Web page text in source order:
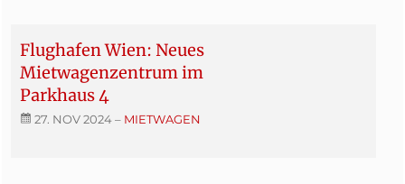
Flughafen Wien: Neues
Mietwagenzentrum im
Parkhaus 4
27. NOV 2024– MIETWAGEN